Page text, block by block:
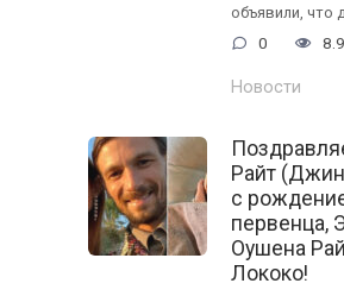
объявили, что
0
Новости
Райт
с
первенца,
Оушена
Лококо!